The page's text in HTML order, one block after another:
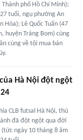
phố Hồ Chí Minh);
tuổi, ngụ phường An
Hòa); Lê Quốc Tuấn (47
huyện Trảng Bom) cùng
cùng về tội mua bán
Hà Nội đột ngột
CLB futsal Hà Nội, thủ
đã đột ngột qua đời
ngày 10 tháng 8 âm